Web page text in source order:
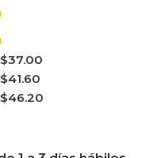
$37.00
$41.60
$46.20